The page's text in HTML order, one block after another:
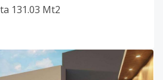
131.03 Mt2